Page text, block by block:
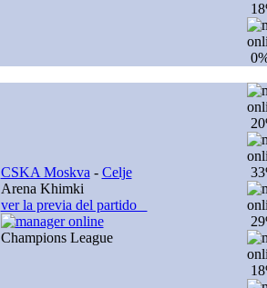
CSKA Moskva - Celje
Arena Khimki
ver la previa del partido
Champions League